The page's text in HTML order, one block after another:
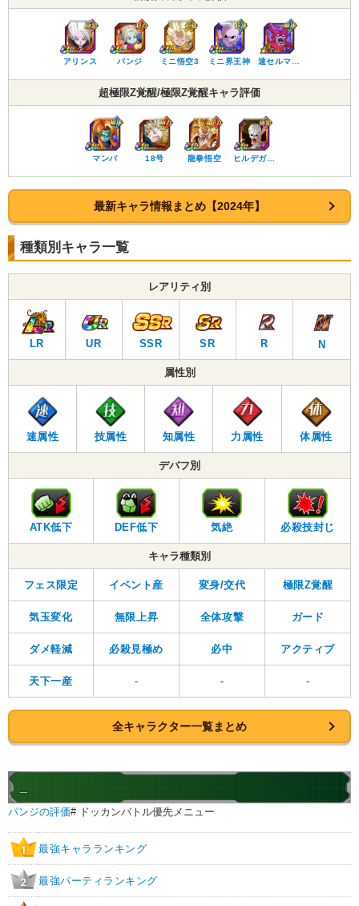
アリンス パンジ ミニ悟空3 ミニ界王神 速セルマ…
超極限Z覚醒/極限Z覚醒キャラ評価
マンバ 18号 龍拳悟空 ヒルデガ…
最新キャラ情報まとめ【2024年】
種類別キャラ一覧
レアリティ別
LR UR SSR SR R N
属性別
速属性 技属性 知属性 力属性 体属性
デバフ別
ATK低下 DEF低下 気絶 必殺技封じ
キャラ種類別
フェス限定 イベント産 変身/交代 極限Z覚醒
気玉変化 無限上昇 全体攻撃 ガード
ダメ軽減 必殺見極め 必中 アクティブ
天下一産 - - -
全キャラクター一覧まとめ
パンジの評価# ドッカンバトル優先メニュー
1 最強キャラランキング
2 最強パーティランキング